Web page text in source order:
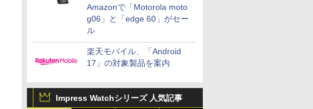
Amazonで「Motorola moto
g06」と「edge 60」がセー
ル
楽天モバイル、「Android
17」の対象製品を案内
Impress Watchシリーズ 人気記事